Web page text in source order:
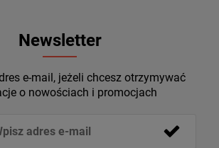
Newsletter
e-mail, jeżeli chcesz otrzymywać
o nowościach i promocjach